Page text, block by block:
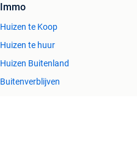
Immo
Huizen te Koop
Huizen te huur
Huizen Buitenland
Buitenverblijven